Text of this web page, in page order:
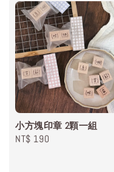
小方塊印章 2顆一組
Regular
NT$ 190